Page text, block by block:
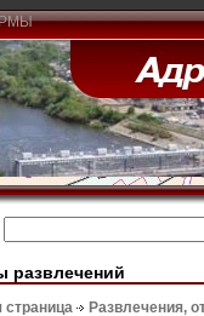
развлечений
страница Развлечения,